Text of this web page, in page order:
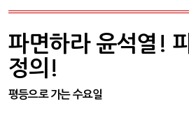
파면하라 윤석열!
정의!
평등으로 가는 수요일